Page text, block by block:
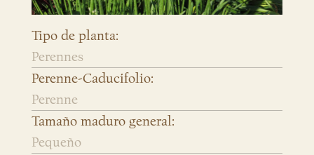
Tipo de planta:
Perennes
Perenne-Caducifolio:
Perenne
Tamaño maduro general:
Pequeño